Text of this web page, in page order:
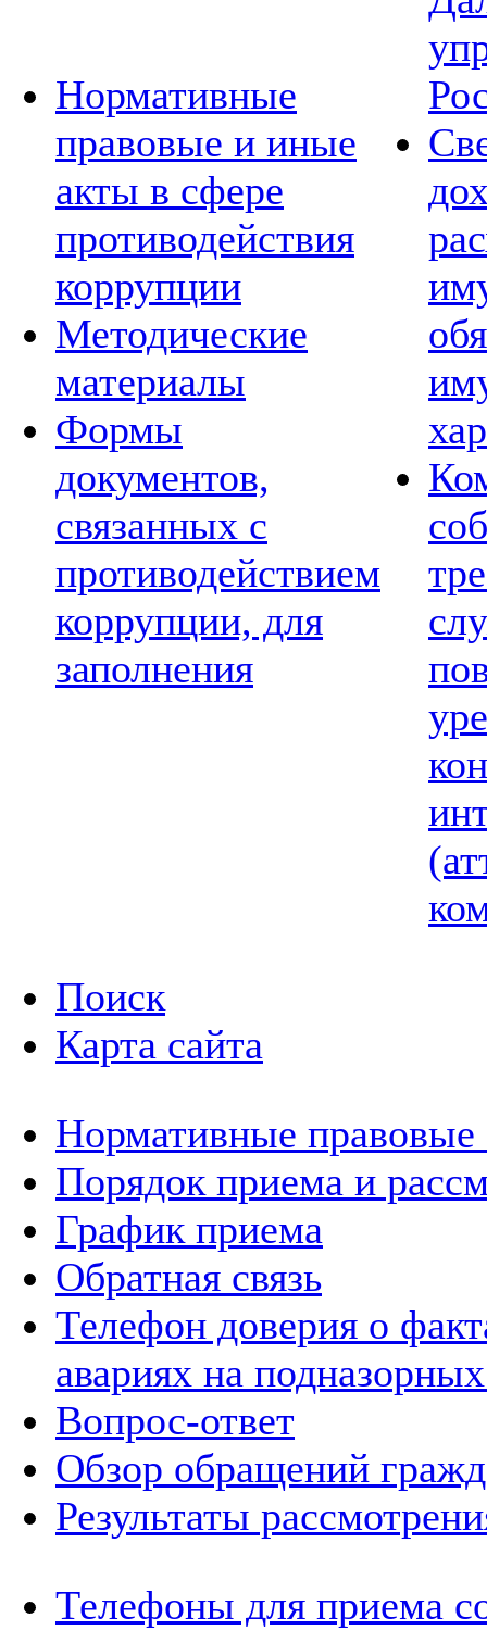
Нормативные
правовые и иные
акты в сфере
противодействия
коррупции
Методические
материалы
Формы
документов,
связанных с
противодействием
коррупции, для
заполнения
Поиск
Карта сайта
Нормативные правовые
Порядок приема и
График приема
Обратная связь
Телефон доверия о
авариях на
Вопрос-ответ
Обзор обращений
Результаты
Телефоны для приема